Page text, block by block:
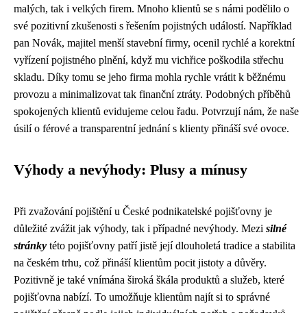
malých, tak i velkých firem. Mnoho klientů se s námi podělilo o
své pozitivní zkušenosti s řešením pojistných událostí. Například
pan Novák, majitel menší stavební firmy, ocenil rychlé a korektní
vyřízení pojistného plnění, když mu vichřice poškodila střechu
skladu. Díky tomu se jeho firma mohla rychle vrátit k běžnému
provozu a minimalizovat tak finanční ztráty. Podobných příběhů
spokojených klientů evidujeme celou řadu. Potvrzují nám, že naše
úsilí o férové a transparentní jednání s klienty přináší své ovoce.
Výhody a nevýhody: Plusy a mínusy
Při zvažování pojištění u České podnikatelské pojišťovny je
důležité zvážit jak výhody, tak i případné nevýhody. Mezi silné
stránky této pojišťovny patří jistě její dlouholetá tradice a stabilita
na českém trhu, což přináší klientům pocit jistoty a důvěry.
Pozitivně je také vnímána široká škála produktů a služeb, které
pojišťovna nabízí. To umožňuje klientům najít si to správné